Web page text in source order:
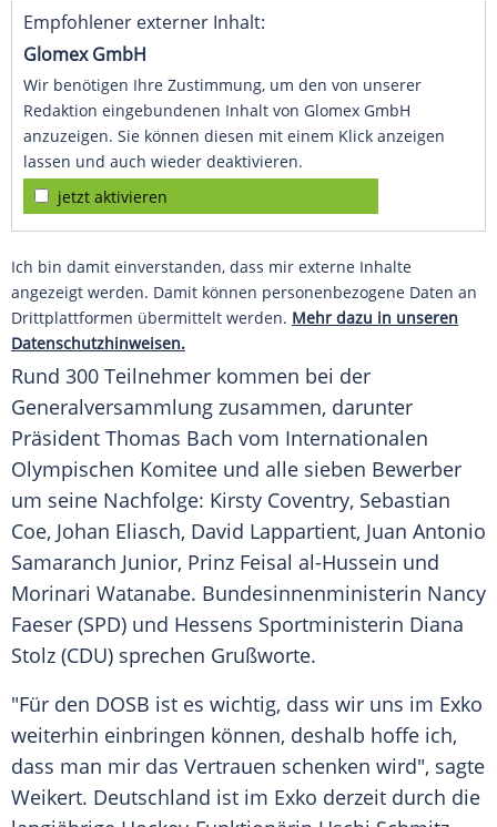
Empfohlener externer Inhalt:
Glomex GmbH
Wir benötigen Ihre Zustimmung, um den von unserer
Redaktion eingebundenen Inhalt von Glomex GmbH
anzuzeigen. Sie können diesen mit einem Klick anzeigen
lassen und auch wieder deaktivieren.
jetzt aktivieren
Ich bin damit einverstanden, dass mir externe Inhalte
angezeigt werden. Damit können personenbezogene Daten an
Drittplattformen übermittelt werden. Mehr dazu in unseren
Datenschutzhinweisen.
Rund 300 Teilnehmer kommen bei der
Generalversammlung zusammen, darunter
Präsident Thomas Bach vom Internationalen
Olympischen Komitee und alle sieben Bewerber
um seine Nachfolge: Kirsty Coventry, Sebastian
Coe, Johan Eliasch, David Lappartient, Juan Antonio
Samaranch Junior, Prinz Feisal al-Hussein und
Morinari Watanabe. Bundesinnenministerin Nancy
Faeser (SPD) und Hessens Sportministerin Diana
Stolz (CDU) sprechen Grußworte.
"Für den DOSB ist es wichtig, dass wir uns im Exko
weiterhin einbringen können, deshalb hoffe ich,
dass man mir das Vertrauen schenken wird", sagte
Weikert. Deutschland ist im Exko derzeit durch die